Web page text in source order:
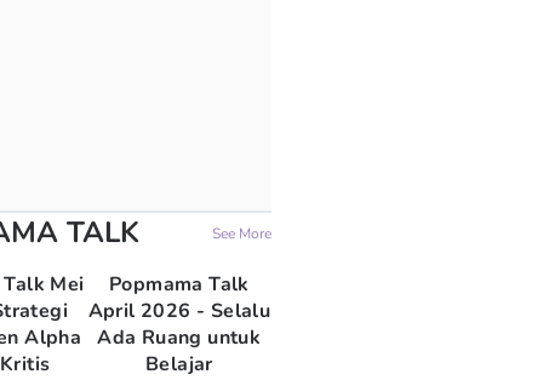
TALK See More
Mei
Alpha
Popmama Talk
April 2026 - Selalu
Ada Ruang untuk
Belajar